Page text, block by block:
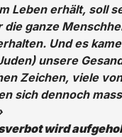
Leben erhält, soll
die ganze
Und es
unsere
Zeichen, viele
sich dennoch
wird